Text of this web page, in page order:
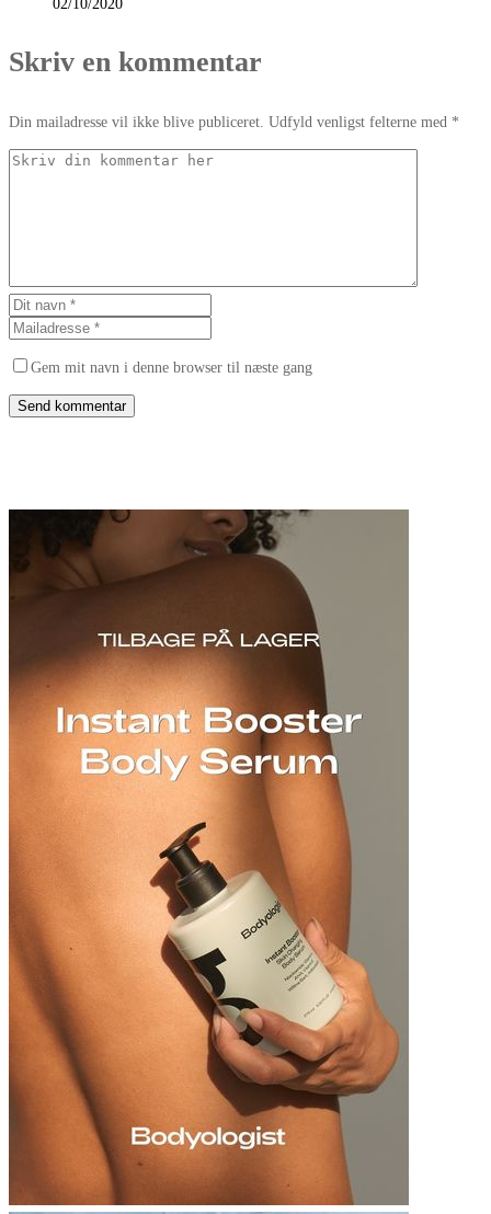
02/10/2020
Skriv en kommentar
Din mailadresse vil ikke blive publiceret. Udfyld venligst felterne med *
Gem mit navn i denne browser til næste gang